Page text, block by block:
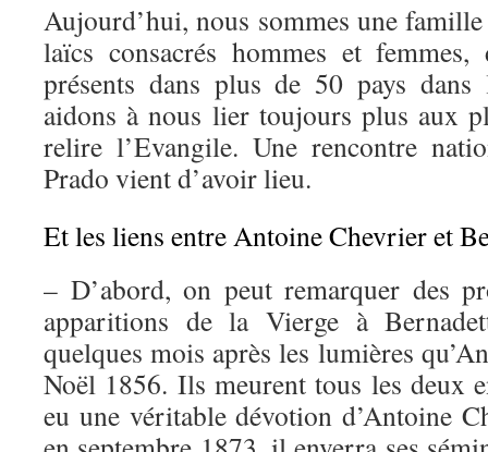
Aujourd’hui, nous sommes une
laïcs consacrés hommes et femmes,
présents dans plus de 50 pays
aidons à nous lier toujours plus aux
relire l’Evangile. Une rencontre
Prado vient d’avoir lieu.
Et les liens entre Antoine Chevrier et
– D’abord, on peut remarquer des
apparitions de la Vierge à
quelques mois après les lumières
Noël 1856. Ils meurent tous les deux
eu une véritable dévotion d’Antoine